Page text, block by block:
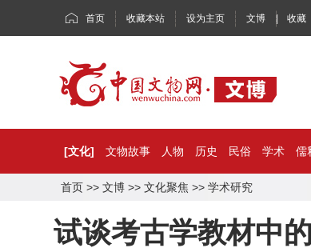
首页 收藏本站 设为主页 文博 | 收藏
[文化] 文物故事 人物 历史 民俗 学术 儒
首页 >> 文博 >> 文化聚焦 >> 学术研究
试谈考古学教材中